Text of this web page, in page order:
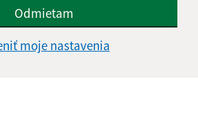
Odmietam
moje nastavenia